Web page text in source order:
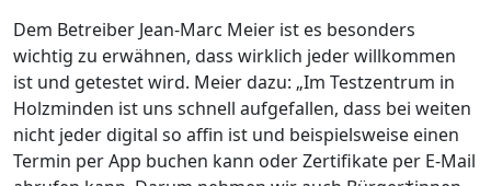
Dem Betreiber Jean-Marc Meier ist es besonders
wichtig zu erwähnen, dass wirklich jeder willkommen
ist und getestet wird. Meier dazu: „Im Testzentrum in
Holzminden ist uns schnell aufgefallen, dass bei weiten
nicht jeder digital so affin ist und beispielsweise einen
Termin per App buchen kann oder Zertifikate per E-Mail